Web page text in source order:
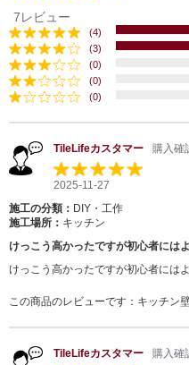
7レビュー
(4)
(3)
(0)
(0)
(0)
TileLifeカスタマー 購入確
2025-11-27
施工の分類： DIY・工作
施工場所： キッチン
けっこう高かったですが初心者には
けっこう高かったですが初心者には
この商品のレビューです： キッチン
TileLifeカスタマー 購入確